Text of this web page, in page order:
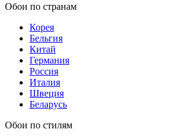
Обои по странам
Корея
Бельгия
Китай
Германия
Россия
Италия
Швеция
Беларусь
Обои по стилям